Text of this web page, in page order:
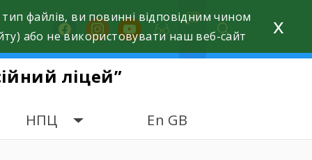
facebookinstagramyoutube
ліцей”
НПЦ En GB
файлів, ви повинні відповідним чином
або не використовувати наш веб-сайт
x